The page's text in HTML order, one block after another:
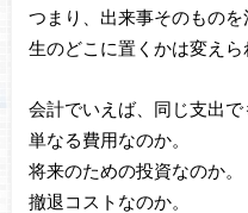
つまり、出来事そのもの
生のどこに置くかは変えら
会計でいえば、同じ支出で
単なる費用なのか。
将来のための投資なのか。
撤退コストなのか。